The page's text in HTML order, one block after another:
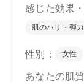
鉄、タルク、カ
ウ、赤２２６
【原産国】